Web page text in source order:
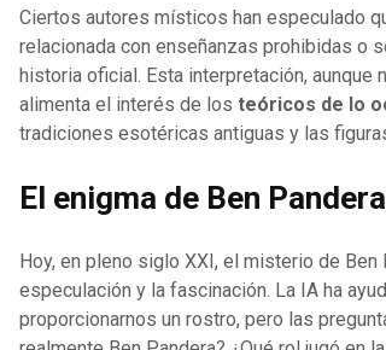
Ciertos autores místicos han especulado
relacionada con enseñanzas prohibidas o
historia oficial. Esta interpretación, aunque
alimenta el interés de los teóricos de lo
tradiciones esotéricas antiguas y las
El enigma de Ben
Hoy, en pleno siglo XXI, el misterio de
especulación y la fascinación. La IA ha
proporcionarnos un rostro, pero las